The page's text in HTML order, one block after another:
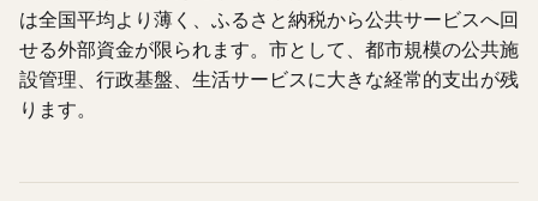
は全国平均より薄く、ふるさと納税から公共サービスへ回
せる外部資金が限られます。市として、都市規模の公共施
設管理、行政基盤、生活サービスに大きな経常的支出が残
ります。